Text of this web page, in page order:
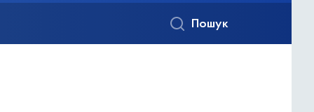
Пошук